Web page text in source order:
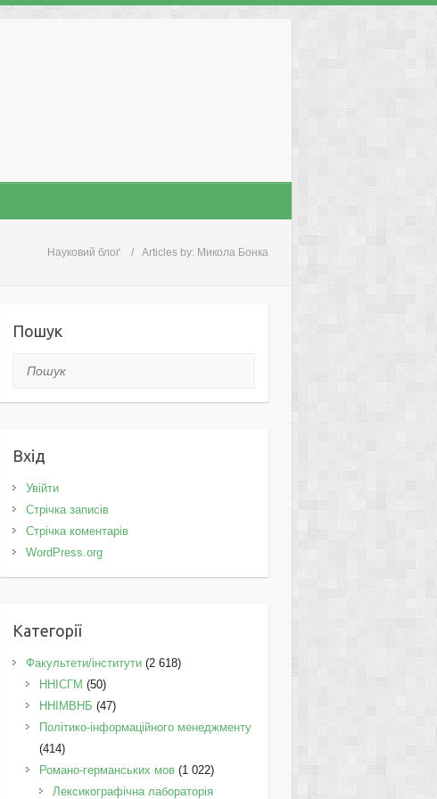
Науковий блоґ Articles by: Микола Бонка
Пошук
Пошук
Вхід
Увійти
Стрічка записів
Стрічка коментарів
WordPress.org
Категорії
Факультети/інститути(2 618)
ННІСГМ (50)
ННІМВНБ (47)
Політико-інформаційного менеджменту
(414)
Романо-германських мов(1 022)
Лексикографічна лабораторія